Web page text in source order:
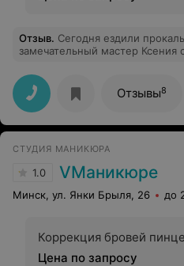
Отзыв. Сегодня ездили
замечательный мастер Ксения
аккуратный,чистый,уютный.
посещать и знакомымОтзывы8
СТУДИЯ МАНИКЮРА
1.0 VМаникюре
Минск, ул. Янки Брыля, 26 до
Коррекция бровей
Цена по запросу